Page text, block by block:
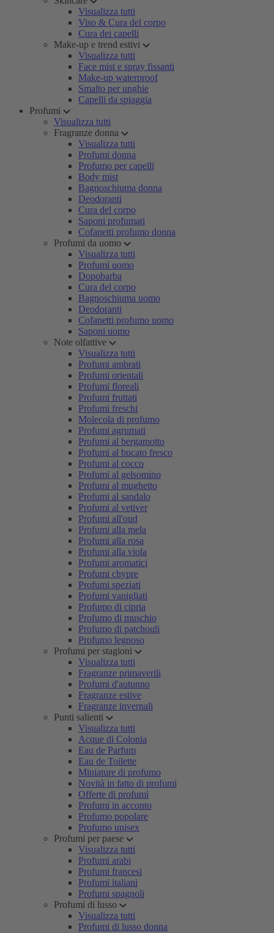
Visualizza tutti
Viso & Cura del corpo
Cura dei capelli
Make-up e trend estivi
Visualizza tutti
Face mist e spray fissanti
Make-up waterproof
Smalto per unghie
Capelli da spiaggia
Profumi
Visualizza tutti
Fragranze donna
Visualizza tutti
Profumi donna
Profumo per capelli
Body mist
Bagnoschiuma donna
Deodoranti
Cura del corpo
Saponi profumati
Cofanetti profumo donna
Profumi da uomo
Visualizza tutti
Profumi uomo
Dopobarba
Cura del corpo
Bagnoschiuma uomo
Deodoranti
Cofanetti profumo uomo
Saponi uomo
Note olfattive
Visualizza tutti
Profumi ambrati
Profumi orientali
Profumi floreali
Profumi fruttati
Profumi freschi
Molecola di profumo
Profumi agrumati
Profumi al bergamotto
Profumi al bucato fresco
Profumi al cocco
Profumi al gelsomino
Profumi al mughetto
Profumi al sandalo
Profumi al vetiver
Profumi all'oud
Profumi alla mela
Profumi alla rosa
Profumi alla viola
Profumi aromatici
Profumi chypre
Profumi speziati
Profumi vanigliati
Profumo di cipria
Profumo di muschio
Profumo di patchouli
Profumo legnoso
Profumi per stagioni
Visualizza tutti
Fragranze primaverili
Profumi d'autunno
Fragranze estive
Fragranze invernali
Punti salienti
Visualizza tutti
Acque di Colonia
Eau de Parfum
Eau de Toilette
Miniature di profumo
Novità in fatto di profumi
Offerte di profumi
Profumi in acconto
Profumo popolare
Profumo unisex
Profumi per paese
Visualizza tutti
Profumi arabi
Profumi francesi
Profumi italiani
Profumi spagnoli
Profumi di lusso
Visualizza tutti
Profumi di lusso donna